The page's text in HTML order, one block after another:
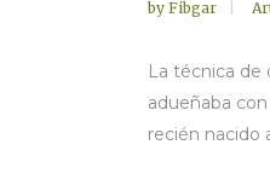
by Fibgar
La técnica de
adueñaba
recién nacido